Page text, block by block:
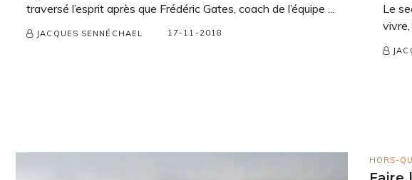
traversé l’esprit après que Frédéric Gates, coach de l’équipe ...
JACQUES SENNÉCHAEL 17-11-2018
Le
vivre,
HORS-